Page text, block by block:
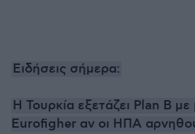
Ειδήσεις σήμερα:
Η Τουρκία εξετάζει Plan B με
Eurofigher αν οι ΗΠΑ